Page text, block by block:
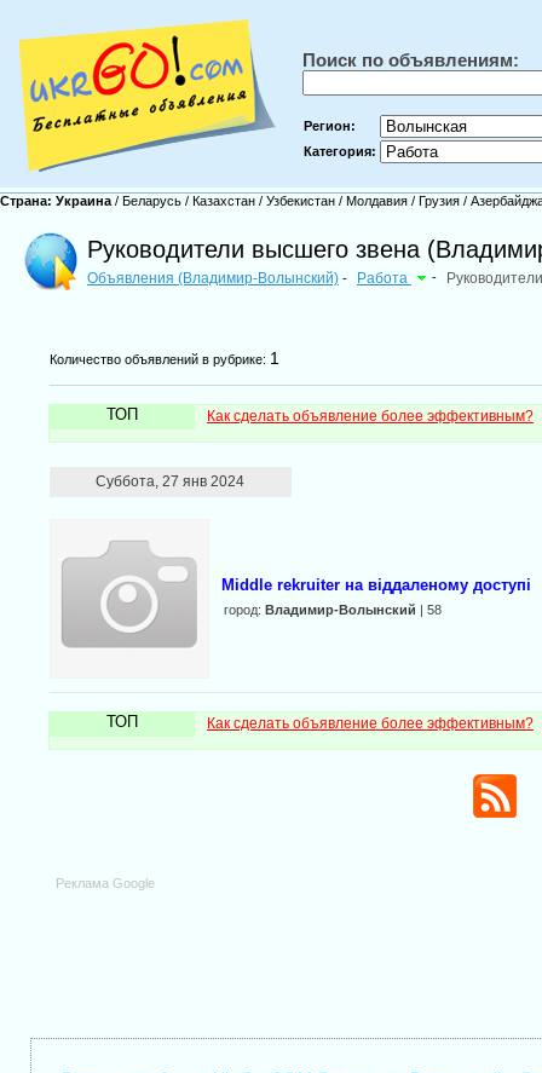
Поиск по объявлениям:
Регион:
Категория:
Страна: Украина / Беларусь / Казахстан / Узбекистан / Молдавия / Грузия /
Руководители высшего звена
Объявления (Владимир-Волынский) - Работа -
Количество объявлений в рубрике: 1
ТОП Как сделать объявление более эффективным?
Суббота, 27 янв 2024
Middle rekruiter на віддаленому доступі
город: Владимир-Волынский | 58
ТОП Как сделать объявление более эффективным?
Реклама Google